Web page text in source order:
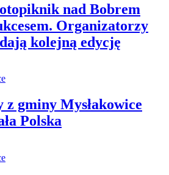
nad Bobrem
Organizatorzy
kolejną edycję
z gminy Mysłakowice
Polska